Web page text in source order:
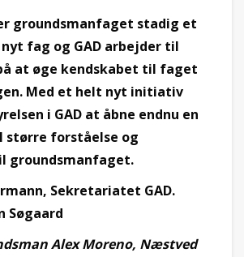
groundsmanfaget stadig et
fag og GAD arbejder til
at øge kendskabet til faget
Med et helt nyt initiativ
i GAD at åbne endnu en
større forståelse og
groundsmanfaget.
Sekretariatet GAD.
Søgaard
Alex Moreno, Næstved